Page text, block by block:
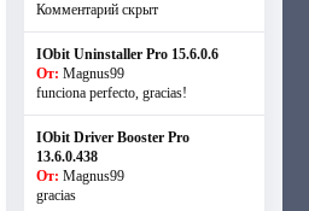
Комментарий скрыт
IObit Uninstaller Pro 15.6.0.6
От: Magnus99
funciona perfecto, gracias!
IObit Driver Booster Pro
13.6.0.438
От: Magnus99
gracias